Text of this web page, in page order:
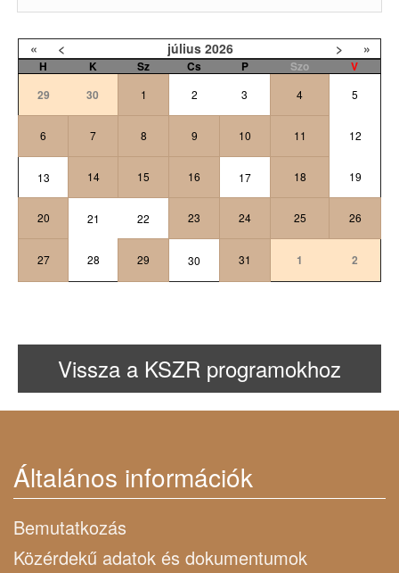
« < július 2026 > »
H K Sz Cs P Szo
V
29
30 1 2 3 4 5
6 7 8 9 10 11 12
13 14 15 16 17 18 19
20 21 22 23 24 25 26
27 28 29 30 31 1 2
Vissza a KSZR programokhoz
Általános információk
Bemutatkozás
Közérdekű adatok és dokumentumok